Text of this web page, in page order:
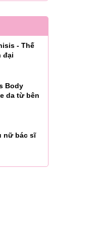
- Thế
đại
Body
da từ bên
nữ bác sĩ